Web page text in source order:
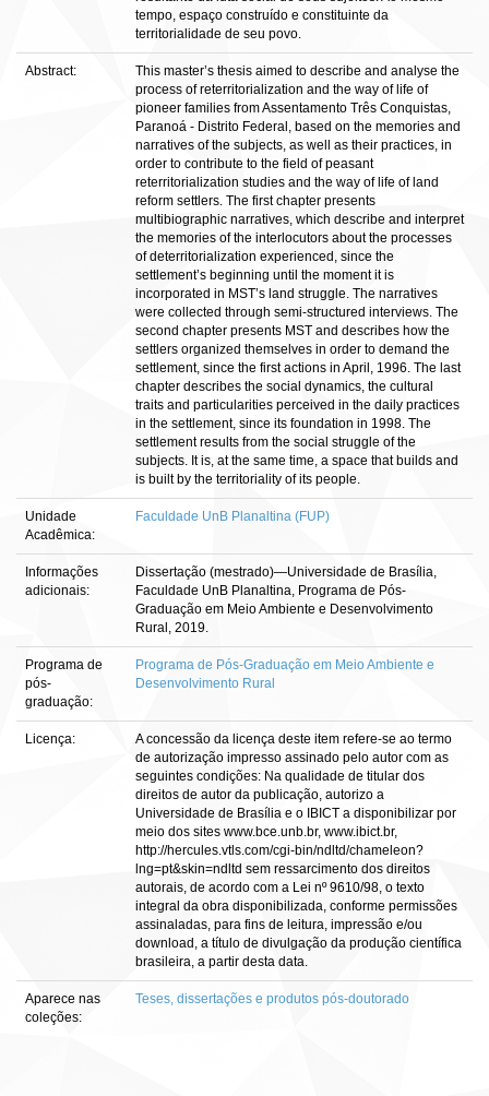
tempo, espaço construído e constituinte da
territorialidade de seu povo.
Abstract:
This master’s thesis aimed to describe and analyse the
process of reterritorialization and the way of life of
pioneer families from Assentamento Três Conquistas,
Paranoá - Distrito Federal, based on the memories and
narratives of the subjects, as well as their practices, in
order to contribute to the field of peasant
reterritorialization studies and the way of life of land
reform settlers. The first chapter presents
multibiographic narratives, which describe and interpret
the memories of the interlocutors about the processes
of deterritorialization experienced, since the
settlement’s beginning until the moment it is
incorporated in MST’s land struggle. The narratives
were collected through semi-structured interviews. The
second chapter presents MST and describes how the
settlers organized themselves in order to demand the
settlement, since the first actions in April, 1996. The last
chapter describes the social dynamics, the cultural
traits and particularities perceived in the daily practices
in the settlement, since its foundation in 1998. The
settlement results from the social struggle of the
subjects. It is, at the same time, a space that builds and
is built by the territoriality of its people.
Unidade
Acadêmica:
Faculdade UnB Planaltina (FUP)
Informações
adicionais:
Dissertação (mestrado)—Universidade de Brasília,
Faculdade UnB Planaltina, Programa de Pós-
Graduação em Meio Ambiente e Desenvolvimento
Rural, 2019.
Programa de
pós-
graduação:
Programa de Pós-Graduação em Meio Ambiente e
Desenvolvimento Rural
Licença:
A concessão da licença deste item refere-se ao termo
de autorização impresso assinado pelo autor com as
seguintes condições: Na qualidade de titular dos
direitos de autor da publicação, autorizo a
Universidade de Brasília e o IBICT a disponibilizar por
meio dos sites www.bce.unb.br, www.ibict.br,
http://hercules.vtls.com/cgi-bin/ndltd/chameleon?
lng=pt&skin=ndltd sem ressarcimento dos direitos
autorais, de acordo com a Lei nº 9610/98, o texto
integral da obra disponibilizada, conforme permissões
assinaladas, para fins de leitura, impressão e/ou
download, a título de divulgação da produção científica
brasileira, a partir desta data.
Aparece nas
coleções:
Teses, dissertações e produtos pós-doutorado